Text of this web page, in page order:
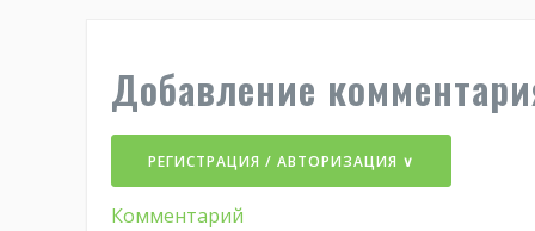
Добавление
РЕГИСТРАЦИЯ / АВТОРИЗАЦИЯ ∨
Комментарий